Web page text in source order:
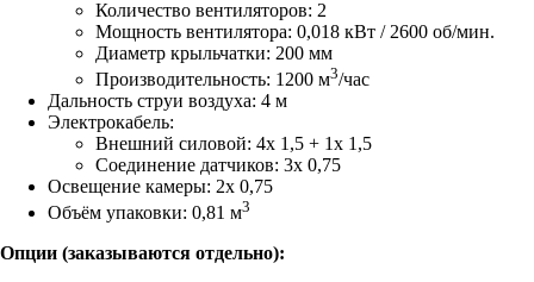
Количество вентиляторов: 2
Мощность вентилятора: 0,018 кВт / 2600 об/мин.
Диаметр крыльчатки: 200 мм
Производительность: 1200 м3/час
Дальность струи воздуха: 4 м
Электрокабель:
Внешний силовой: 4х 1,5 + 1х 1,5
Соединение датчиков: 3х 0,75
Освещение камеры: 2х 0,75
Объём упаковки: 0,81 м3
Опции (заказываются отдельно):